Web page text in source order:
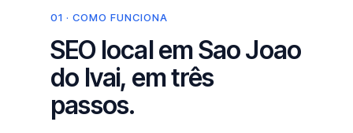
01 · COMO FUNCIONA
SEO local em Sao Joao
do Ivai, em três
passos.